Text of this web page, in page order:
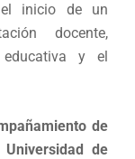
inicio de un
docente,
y el
de
de